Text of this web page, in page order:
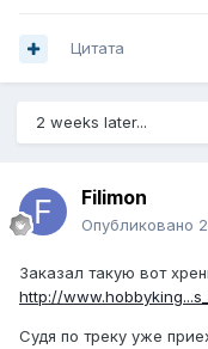
Цитата
2 weeks later...
Filimon
Опубликовано
Заказал такую вот
http://
Судя по треку уже